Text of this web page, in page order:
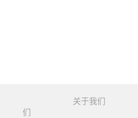
关于我们
们